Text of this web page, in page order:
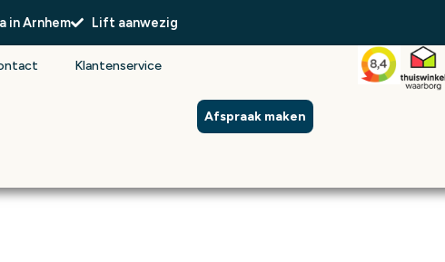
in Arnhem Lift aanwezig
Klantenservice
Afspraak maken